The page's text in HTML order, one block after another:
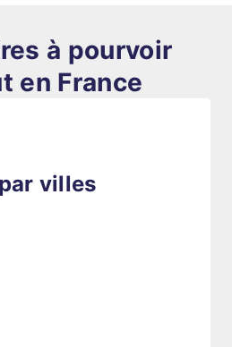
à pourvoir
en France
villes